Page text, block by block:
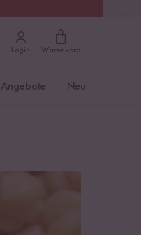
Login Warenkorb
Angebote Neu